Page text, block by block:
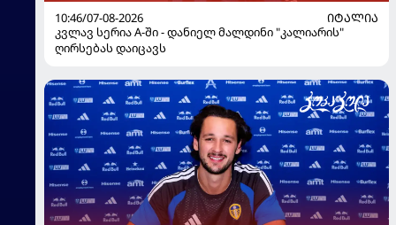
10:46/07-08-2026
ᲘᲢᲐᲚᲘᲐ
კვლავ სერია A-ში - დანიელ მალდინი "კალიარის"
ღირსებას დაიცავს